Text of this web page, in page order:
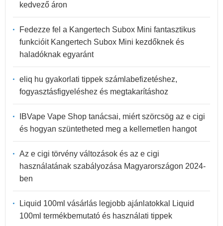
kedvező áron
Fedezze fel a Kangertech Subox Mini fantasztikus
funkcióit Kangertech Subox Mini kezdőknek és
haladóknak egyaránt
eliq hu gyakorlati tippek számlabefizetéshez,
fogyasztásfigyeléshez és megtakarításhoz
IBVape Vape Shop tanácsai, miért szörcsög az e cigi
és hogyan szüntetheted meg a kellemetlen hangot
Az e cigi törvény változások és az e cigi
használatának szabályozása Magyarországon 2024-
ben
Liquid 100ml vásárlás legjobb ajánlatokkal Liquid
100ml termékbemutató és használati tippek